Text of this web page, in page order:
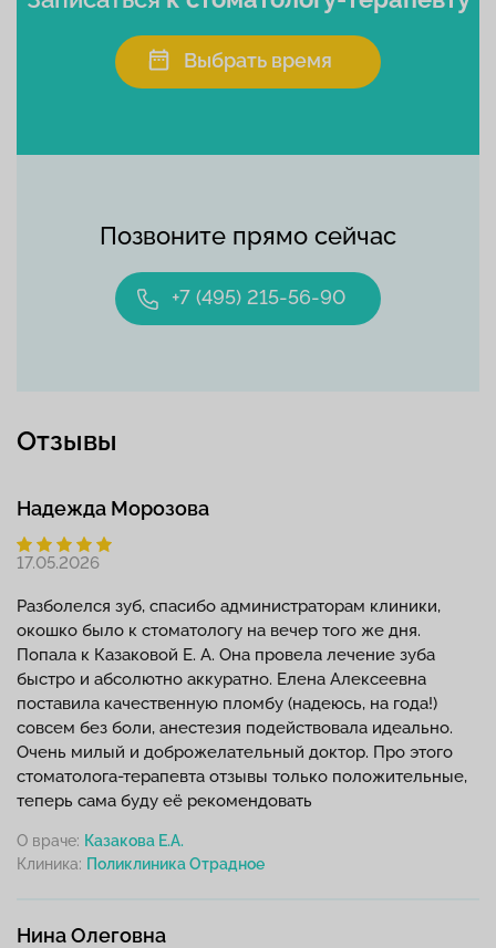
Позвоните прямо сейчас
+7 (495) 215-56-90
Выбрать время
Отзывы
Надежда Морозова
17.05.2026
Разболелся зуб, спасибо администраторам клиники,
окошко было к стоматологу на вечер того же дня.
Попала к Казаковой Е. А. Она провела лечение зуба
быстро и абсолютно аккуратно. Елена Алексеевна
поставила качественную пломбу (надеюсь, на года!)
совсем без боли, анестезия подействовала идеально.
Очень милый и доброжелательный доктор. Про этого
стоматолога-терапевта отзывы только положительные,
теперь сама буду её рекомендовать
О враче: Казакова Е.А.
Клиника:
Нина Олеговна